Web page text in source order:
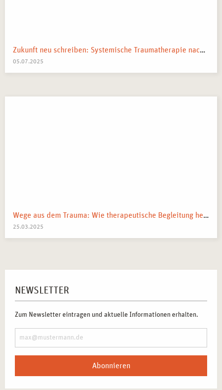
Zukunft neu schreiben: Systemische Traumatherapie nach kollektiven Schocks
05.07.2025
Wege aus dem Trauma: Wie therapeutische Begleitung helfen kann
25.03.2025
NEWSLETTER
Zum Newsletter eintragen und aktuelle Informationen erhalten.
Abonnieren